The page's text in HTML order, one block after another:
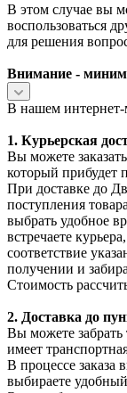
В этом случае вы
воспользоваться
для решения
Внимание -
В нашем интернет-
1. Курьерская
Вы можете
который прибудет
При доставке до
поступления
выбрать удобное
встречаете
соответствие
получении и
Стоимость
2. Доставка до
Вы можете забрать
имеет
В процессе заказа
выбираете